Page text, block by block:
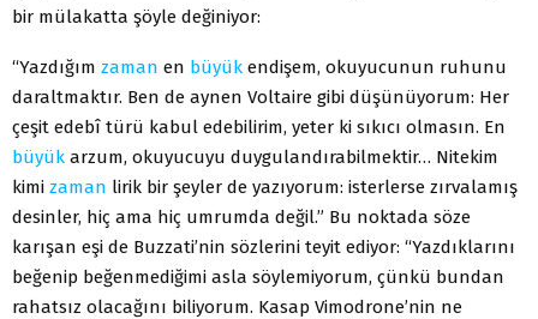
bir mülakatta şöyle değiniyor:
“Yazdığım zaman en büyük endişem, okuyucunun ruhunu
daraltmaktır. Ben de aynen Voltaire gibi düşünüyorum: Her
çeşit edebî türü kabul edebilirim, yeter ki sıkıcı olmasın. En
büyük arzum, okuyucuyu duygulandırabilmektir… Nitekim
kimi zaman lirik bir şeyler de yazıyorum: isterlerse zırvalamış
desinler, hiç ama hiç umrumda değil.” Bu noktada söze
karışan eşi de Buzzati’nin sözlerini teyit ediyor: “Yazdıklarını
beğenip beğenmediğimi asla söylemiyorum, çünkü bundan
rahatsız olacağını biliyorum. Kasap Vimodrone’nin ne